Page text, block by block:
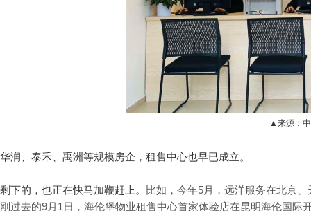
▲来源：
华润、泰禾、禹洲等规模房企，租售中心也早已成立。
剩下的，也正在快马加鞭赶上。
比如，今年5月，远洋服务在北京
刚过去的9月1日，海伦堡物业租售中心首家体验店在昆明海伦国